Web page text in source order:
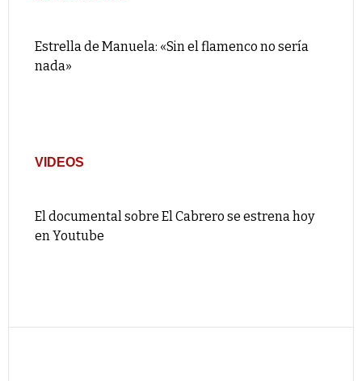
Estrella de Manuela: «Sin el flamenco no sería
nada»
VIDEOS
El documental sobre El Cabrero se estrena hoy
en Youtube